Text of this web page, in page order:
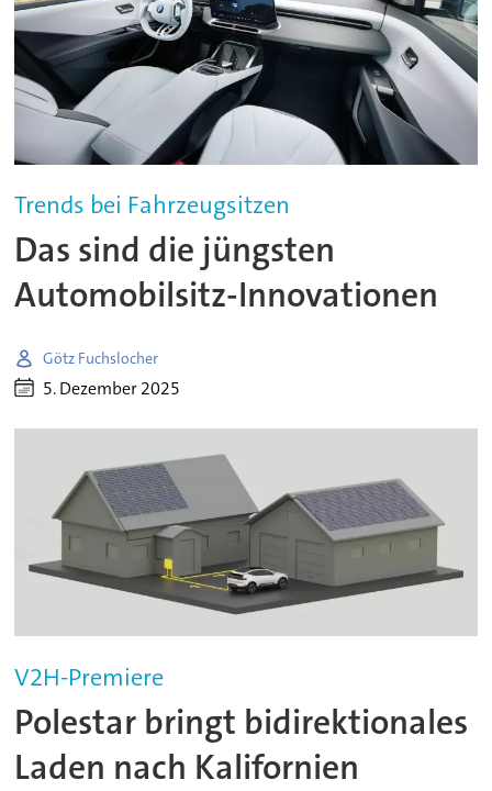
Trends bei Fahrzeugsitzen
Das sind die jüngsten
Automobilsitz-Innovationen
Götz Fuchslocher
5. Dezember 2025
V2H-Premiere
Polestar bringt bidirektionales
Laden nach Kalifornien